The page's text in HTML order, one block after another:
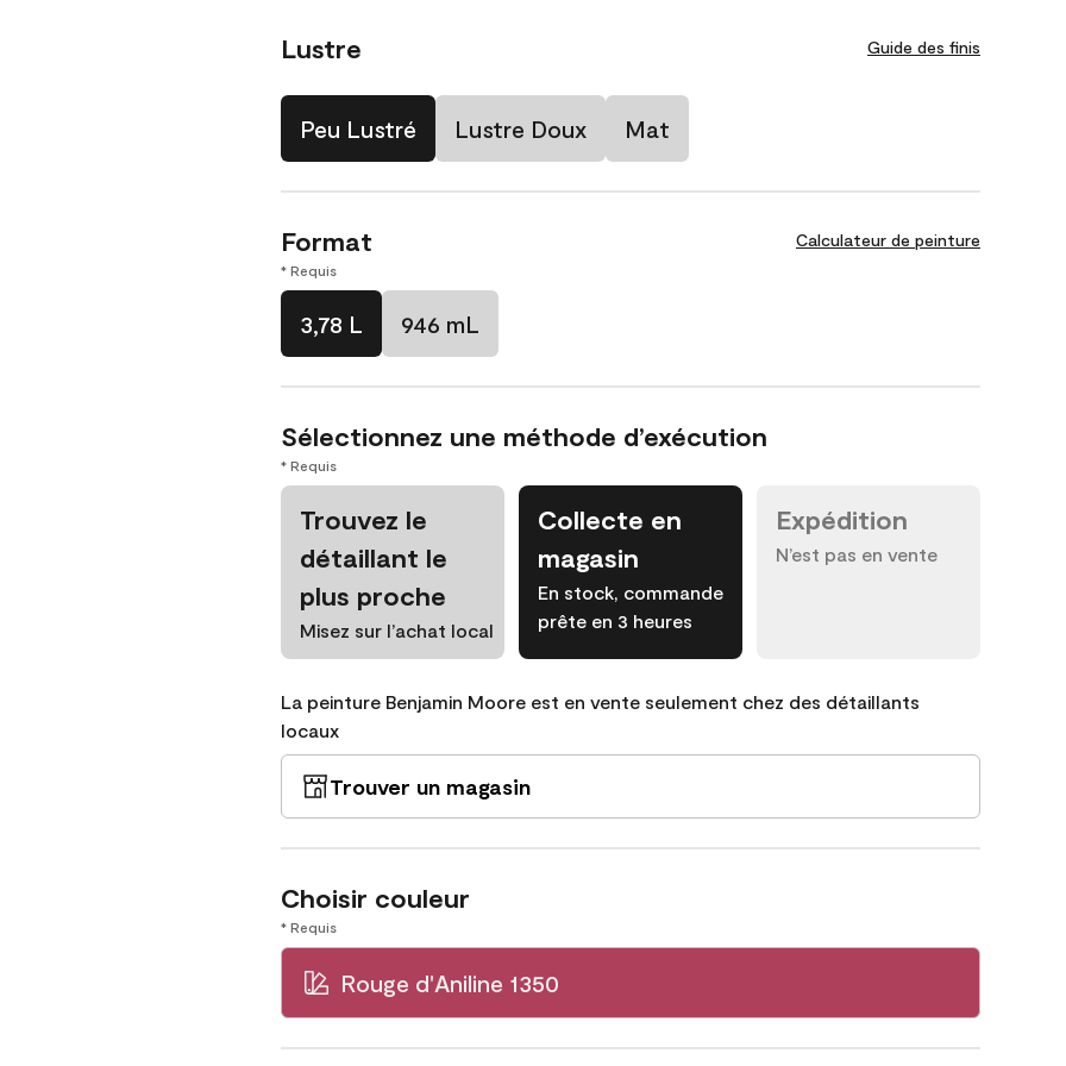
Lustre Guide des finis
Peu Lustré Lustre Doux Mat
Format Calculateur de peinture
* Requis
3,78 L 946 mL
Sélectionnez une méthode d’exécution
* Requis
Trouvez le
détaillant le
plus proche
Misez sur l’achat local
Collecte en
magasin
En stock, commande
prête en 3 heures
Expédition
N’est pas en vente
La peinture Benjamin Moore est en vente seulement chez des détaillants
locaux
Trouver un magasin
Choisir couleur
* Requis
Rouge d'Aniline 1350